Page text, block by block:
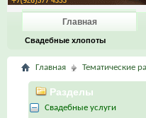
Главная
Свадебные хлопоты
Главная Тематические
Разделы
Свадебные услуги